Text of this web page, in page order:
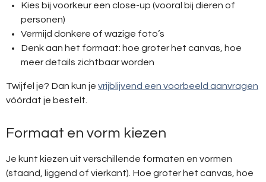
Kies bij voorkeur een close-up (vooral bij dieren of
personen)
Vermijd donkere of wazige foto’s
Denk aan het formaat: hoe groter het canvas, hoe
meer details zichtbaar worden
Twijfel je? Dan kun je vrijblijvend een voorbeeld aanvragen
vóórdat je bestelt.
Formaat en vorm kiezen
Je kunt kiezen uit verschillende formaten en vormen
(staand, liggend of vierkant). Hoe groter het canvas, hoe